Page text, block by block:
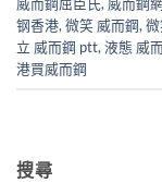
钢香港, 微笑 威而鋼,
立 威而鋼 ptt, 液態 威
港買威而鋼
搜尋